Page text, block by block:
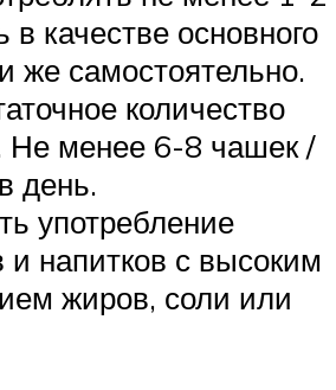
в качестве основного
же самостоятельно.
количество
Не менее 6-8 чашек /
день.
употребление
и напитков с высоким
жиров, соли или